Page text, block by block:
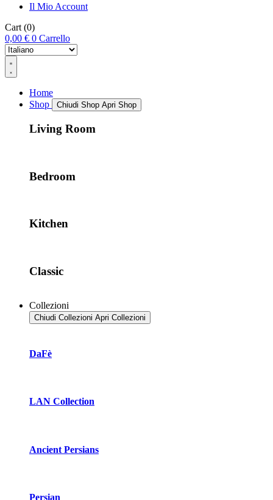
Il Mio Account
Cart (0)
0,00 € 0 Carrello
Home
Shop
Chiudi Shop Apri Shop
Living Room
Bedroom
Kitchen
Classic
Collezioni
Chiudi Collezioni Apri Collezioni
DaFè
LAN Collection
Ancient Persians
Persian